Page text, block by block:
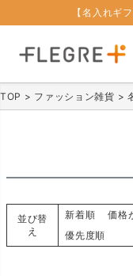
【名入れギ
TOP ファッション雑貨
並び替
え
新着順 価格
優先度順